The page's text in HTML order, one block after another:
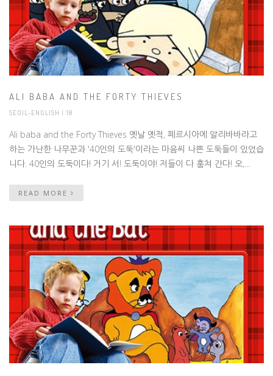
ALI BABA AND THE FORTY THIEVES
SEOIL-ENGLISH | 18
Ali baba and the Forty Thieves 옛날 옛적, 페르시아에 알리바바라고
하는 가난한 나무꾼과 '40인의 도둑'이라는 마음씨 나쁜 도둑들이 있었습
니다. 40인의 도둑이다! 거기 서! 도둑이야! 저들이 다 훔쳐 간다! 오,...
READ MORE